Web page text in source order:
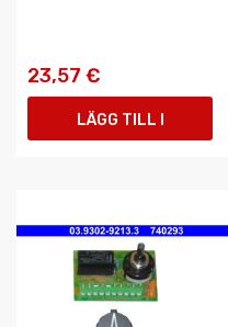
23,57 €
LÄGG TILL I